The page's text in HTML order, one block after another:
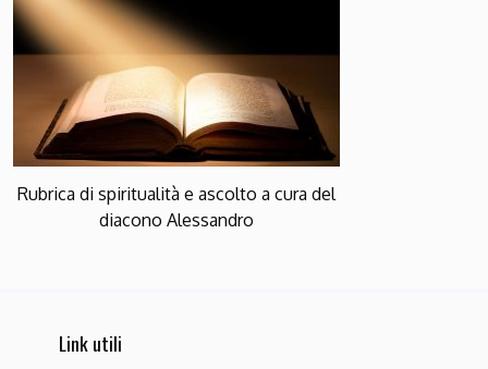
Rubrica di spiritualità e ascolto a cura del
diacono Alessandro
Link utili